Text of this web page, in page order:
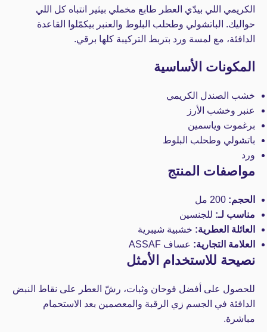
الكريمي اللي بيدّي العطر طابع مخملي بيثير انتباه كل اللي
حواليك. الباتشولي وطحلب البلوط والعنبر بيكمّلوا القاعدة
الدافئة، مع لمسة ورد بتربط التركيبة كلها برقي.
المكونات الأساسية
خشب الصندل الكريمي
عنبر وخشب الأرز
برغموت وياسمين
باتشولي وطحلب البلوط
ورد
مواصفات المنتج
الحجم:
مناسب لـ: للجنسين
العائلة العطرية: خشبية شيبرية
العلامة التجارية: عساف ASSAF
نصيحة للاستخدام الأمثل
للحصول على أفضل فوحان وثبات، رشّ العطر على نقاط النبض
الدافئة في الجسم زي الرقبة والمعصمين بعد الاستحمام
مباشرة.